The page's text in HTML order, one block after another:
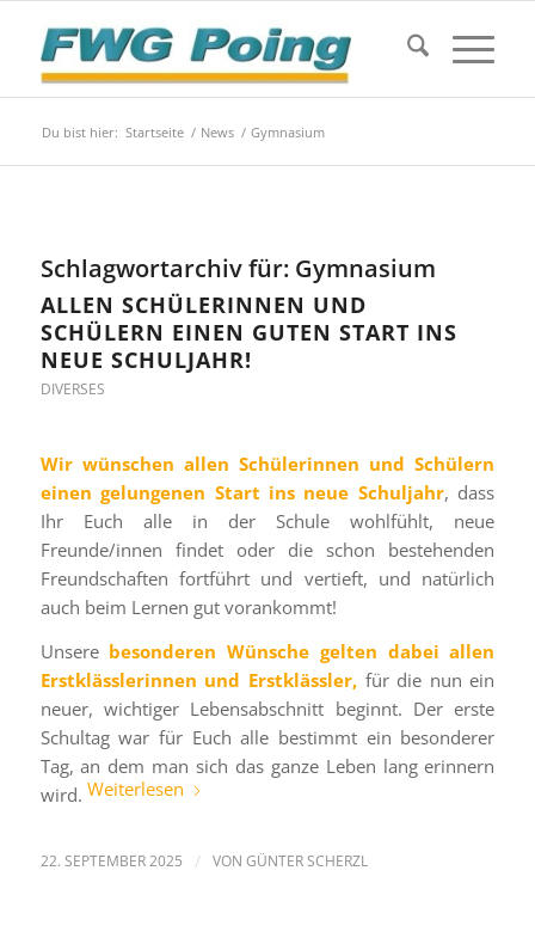
Du bist hier: Startseite / News / Gymnasium
Schlagwortarchiv für: Gymnasium
ALLEN SCHÜLERINNEN UND
SCHÜLERN EINEN GUTEN START INS
NEUE SCHULJAHR!
DIVERSES
Wir wünschen allen Schülerinnen und Schülern
einen gelungenen Start ins neue Schuljahr, dass
Ihr Euch alle in der Schule wohlfühlt, neue
Freunde/innen findet oder die schon bestehenden
Freundschaften fortführt und vertieft, und natürlich
auch beim Lernen gut vorankommt!
Unsere besonderen Wünsche gelten dabei allen
Erstklässlerinnen und Erstklässler, für die nun ein
neuer, wichtiger Lebensabschnitt beginnt. Der erste
Schultag war für Euch alle bestimmt ein besonderer
Tag, an dem man sich das ganze Leben lang erinnern
wird. Weiterlesen
22. SEPTEMBER 2025 / VON GÜNTER SCHERZL